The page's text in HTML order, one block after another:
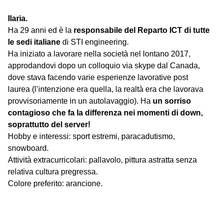
Ilaria.
Ha 29 anni ed è la responsabile del Reparto ICT di tutte
le sedi italiane di STI engineering.
Ha iniziato a lavorare nella società nel lontano 2017,
approdandovi dopo un colloquio via skype dal Canada,
dove stava facendo varie esperienze lavorative post
laurea (l’intenzione era quella, la realtà era che lavorava
provvisoriamente in un autolavaggio). Ha un sorriso
contagioso che fa la differenza nei momenti di down,
soprattutto del server!
Hobby e interessi: sport estremi, paracadutismo,
snowboard.
Attività extracurricolari: pallavolo, pittura astratta senza
relativa cultura pregressa.
Colore preferito: arancione.